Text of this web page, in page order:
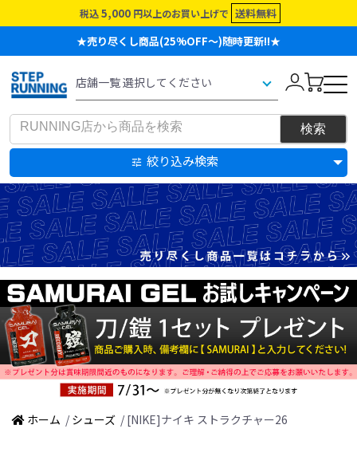
税込 5,000 円以上のお買い上げで 送料無料
★売り尽くし商品(25%OFF～)随時更新!!★
絞り込み検索
ホーム / シューズ / [NIKE]ナイキ ストラクチャー26